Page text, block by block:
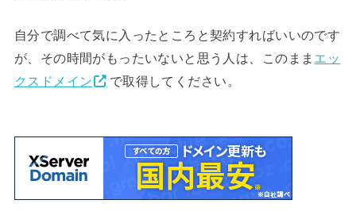
自分で調べて気に入ったところと契約すればいいのです
が、その時間がもったいないと思う人は、このまま エッ
クスドメイン
で取得してください。